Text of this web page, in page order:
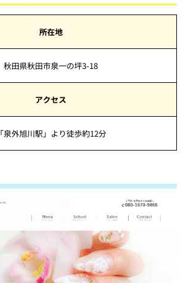
所在地
秋田県秋田市泉一の坪3-18
アクセス
「泉外旭川駅」より徒歩約12分